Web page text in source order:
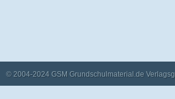
© 2004-2024 GSM Grundschulmaterial.de